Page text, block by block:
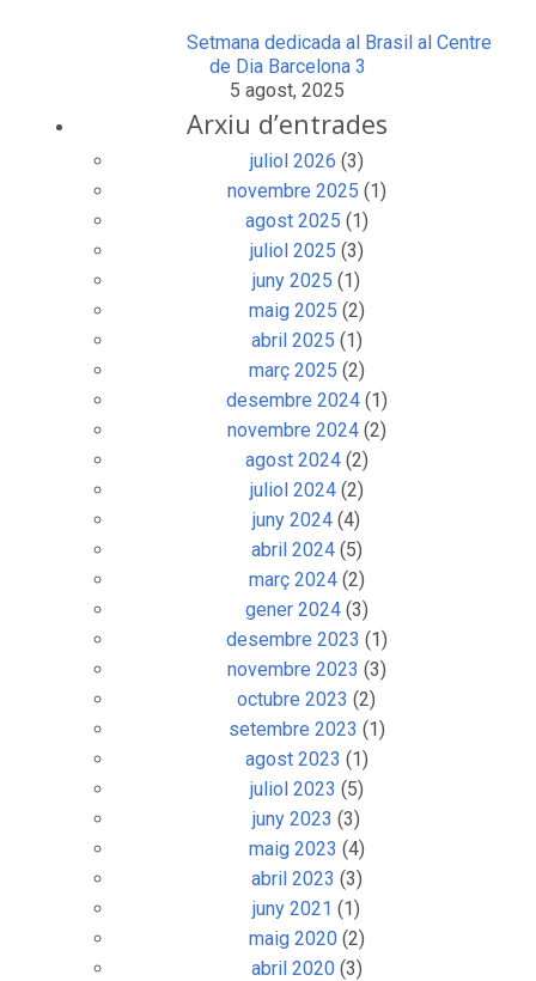
Setmana dedicada al Brasil al Centre
de Dia Barcelona 3
5 agost, 2025
Arxiu d’entrades
juliol 2026 (3)
novembre 2025 (1)
agost 2025 (1)
juliol 2025 (3)
juny 2025 (1)
maig 2025 (2)
abril 2025 (1)
març 2025 (2)
desembre 2024(1)
novembre 2024(2)
agost 2024(2)
juliol 2024(2)
juny 2024 (4)
abril 2024(5)
març 2024(2)
gener 2024(3)
desembre 2023 (1)
novembre 2023 (3)
octubre 2023 (2)
setembre 2023 (1)
agost 2023 (1)
juliol 2023 (5)
juny 2023 (3)
maig 2023 (4)
abril 2023 (3)
juny 2021 (1)
maig 2020(2)
abril 2020(3)